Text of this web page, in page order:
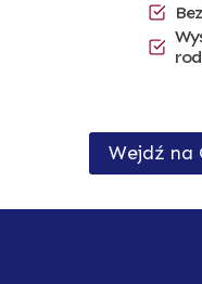
Wejdź na